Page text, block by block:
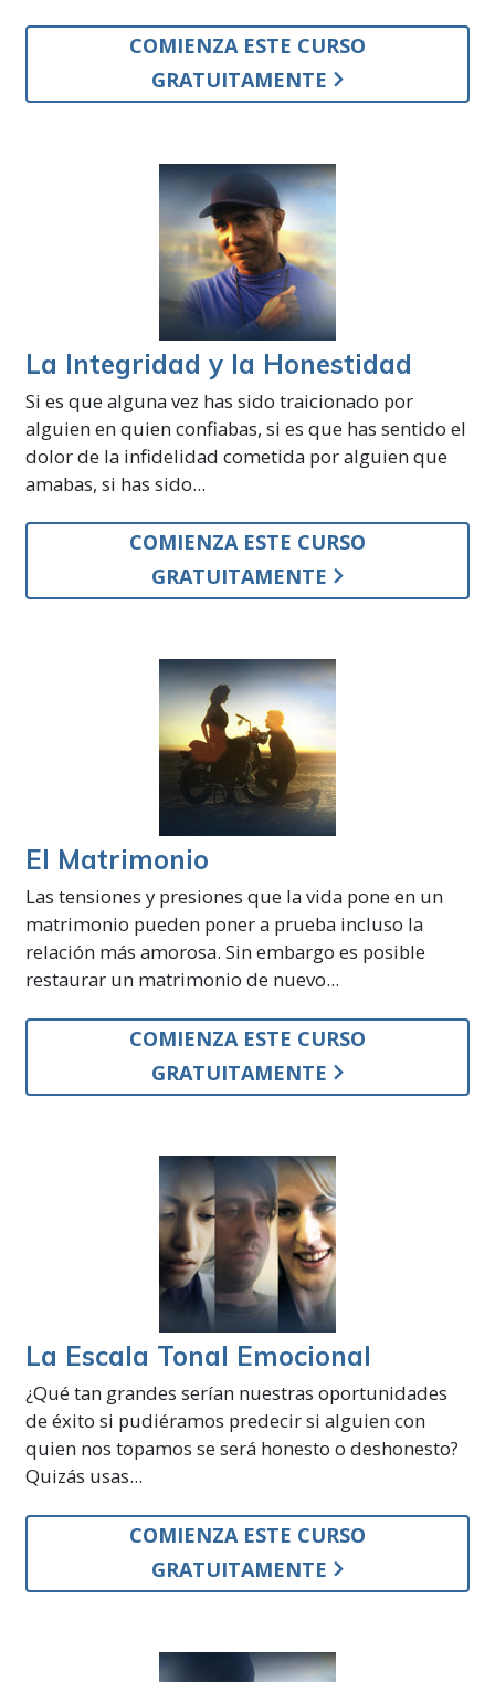
COMIENZA ESTE CURSO
GRATUITAMENTE
La Integridad y la Honestidad
Si es que alguna vez has sido traicionado por
alguien en quien confiabas, si es que has sentido el
dolor de la infidelidad cometida por alguien que
amabas, si has sido...
COMIENZA ESTE CURSO
GRATUITAMENTE
El Matrimonio
Las tensiones y presiones que la vida pone en un
matrimonio pueden poner a prueba incluso la
relación más amorosa. Sin embargo es posible
restaurar un matrimonio de nuevo...
COMIENZA ESTE CURSO
GRATUITAMENTE
La Escala Tonal Emocional
¿Qué tan grandes serían nuestras oportunidades
de éxito si pudiéramos predecir si alguien con
quien nos topamos se será honesto o deshonesto?
Quizás usas...
COMIENZA ESTE CURSO
GRATUITAMENTE